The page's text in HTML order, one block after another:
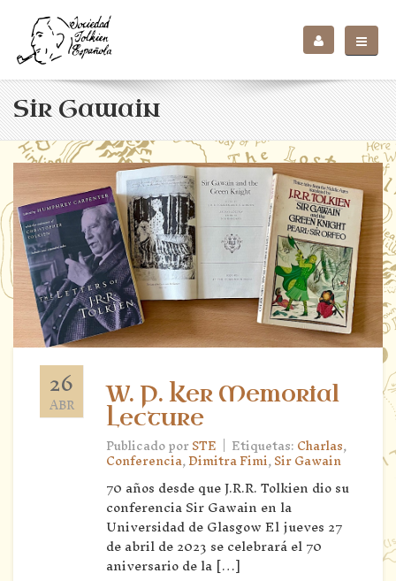
Sir Gawain
26
ABR
W. P. Ker Memorial
Lecture
Publicado porSTE | Etiquetas:Charlas,
Conferencia,Dimitra Fimi,Sir Gawain
70 años desde que J.R.R. Tolkien dio su
conferencia Sir Gawain en la
Universidad de Glasgow El jueves 27
de abril de 2023 se celebrará el 70
aniversario de la […]